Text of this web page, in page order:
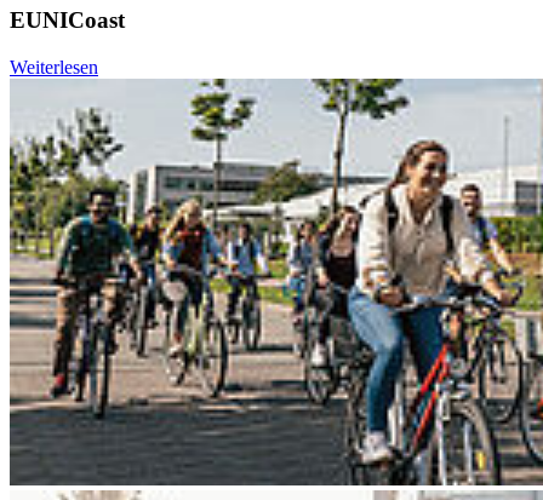
EUNICoast
Weiterlesen
Go to slide 1
Go to slide 2
Go to slide 3
Go to slide 4
Go to slide 5
Go to slide 6
Go to slide 7
Go to slide 8
Go to slide 9